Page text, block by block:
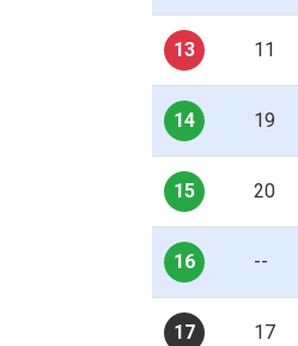
13 11
14 19
15 20
16 --
17 17